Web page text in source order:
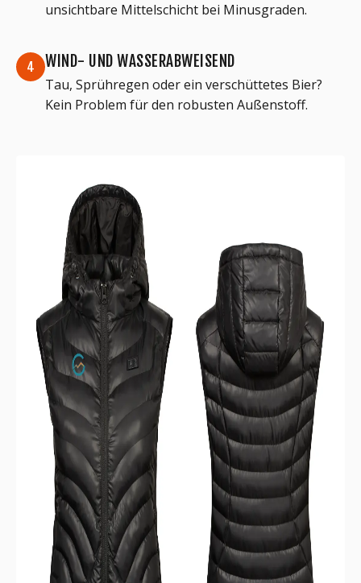
unsichtbare Mittelschicht bei Minusgraden.
4 WIND- UND WASSERABWEISEND
Tau, Sprühregen oder ein verschüttetes Bier?
Kein Problem für den robusten Außenstoff.